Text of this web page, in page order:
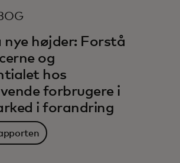
nye højder: Forstå
og
hos
forbrugere i
i forandring